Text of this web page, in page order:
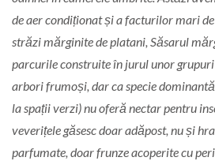
de aer condiționat și a facturilor mari
străzi mărginite de platani, Săsarul
parcurile construite în jurul unor
arbori frumoși, dar ca specie
la spații verzi) nu oferă nectar pentru
veverițele găsesc doar adăpost, nu și
parfumate, doar frunze acoperite cu